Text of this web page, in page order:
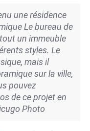
une résidence
Le bureau de
un immeuble
styles. Le
mais il
sur la ville,
pouvez
de ce projet en
Photo